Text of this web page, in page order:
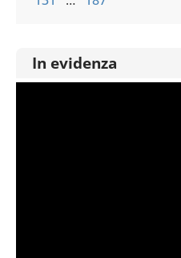
In evidenza